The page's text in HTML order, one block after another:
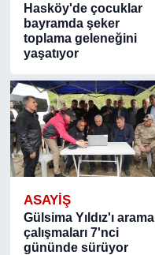
Hasköy'de çocuklar
bayramda şeker
toplama geleneğini
yaşatıyor
ASAYIŞ
Gülsima Yıldız'ı arama
çalışmaları 7'nci
gününde sürüyor